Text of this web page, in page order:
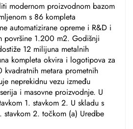
modernom proizvodnom bazom
s 86 kompleta
automatizirane opreme i R&D i
površine 1.200 m2. Godišnji
12 milijuna metalnih
kompleta okvira i logotipova za
metara prometnih
neprekidnu vezu između
i masovne proizvodnje. U
1. stavkom 2. U skladu s
stavkom 2. točkom (a) Uredbe